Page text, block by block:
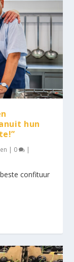
hun
| 0 |
confituur